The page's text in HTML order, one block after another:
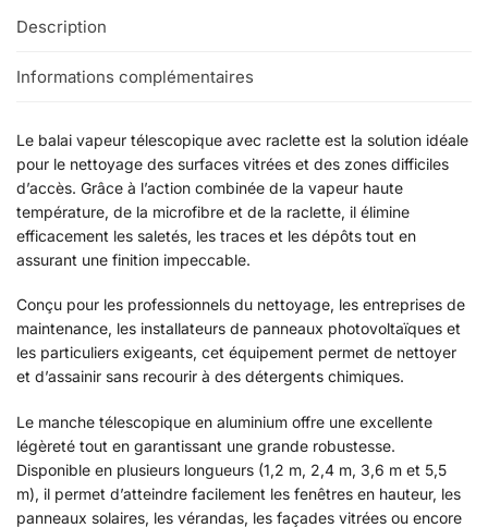
Description
Informations complémentaires
Le balai vapeur télescopique avec raclette est la solution idéale
pour le nettoyage des surfaces vitrées et des zones difficiles
d’accès. Grâce à l’action combinée de la vapeur haute
température, de la microfibre et de la raclette, il élimine
efficacement les saletés, les traces et les dépôts tout en
assurant une finition impeccable.
Conçu pour les professionnels du nettoyage, les entreprises de
maintenance, les installateurs de panneaux photovoltaïques et
les particuliers exigeants, cet équipement permet de nettoyer
et d’assainir sans recourir à des détergents chimiques.
Le manche télescopique en aluminium offre une excellente
légèreté tout en garantissant une grande robustesse.
Disponible en plusieurs longueurs (1,2 m, 2,4 m, 3,6 m et 5,5
m), il permet d’atteindre facilement les fenêtres en hauteur, les
panneaux solaires, les vérandas, les façades vitrées ou encore